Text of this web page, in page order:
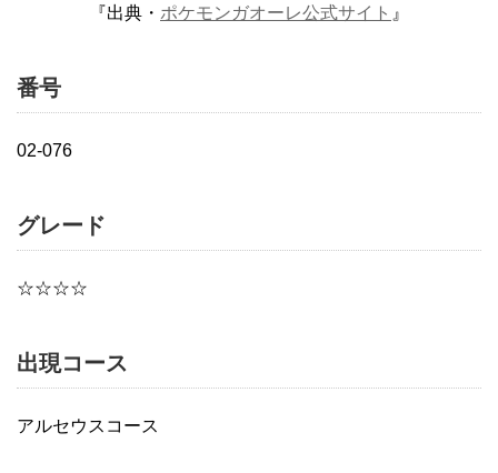
『出典・ ポケモンガオーレ公式サイト 』
番号
02-076
グレード
☆☆☆☆
出現コース
アルセウスコース